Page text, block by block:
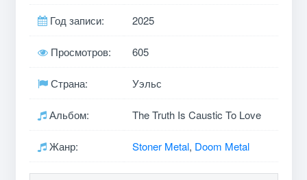
Год записи: 2025
Просмотров: 605
Страна: Уэльс
Альбом: The Truth Is Caustic To Love
Жанр: Stoner Metal, Doom Metal